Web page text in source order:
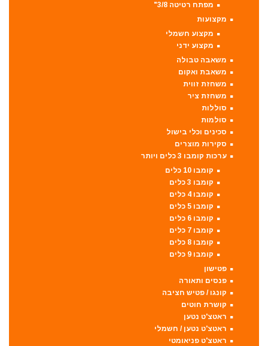
מפתח רטיטה 3/8"
מקצועות
מקצוע חשמלי
מקצוע ידני
משאבה טבולה
משאבת ואקום
משחזת זווית
משחזת ציר
סוללות
סולמות
סכינים וכלי בישול
סקירות מוצרים
ערכות קומבו 3 כלים ויותר
קומבו 10 כלים
קומבו 3 כלים
קומבו 4 כלים
קומבו 5 כלים
קומבו 6 כלים
קומבו 7 כלים
קומבו 8 כלים
קומבו 9 כלים
פטישון
פנסים ותאורה
קונגו / פטיש חציבה
קושרת חוטים
ראטצ'ט נטען
ראטצ'ט נטען / חשמלי
ראטצ'ט פניאומטי